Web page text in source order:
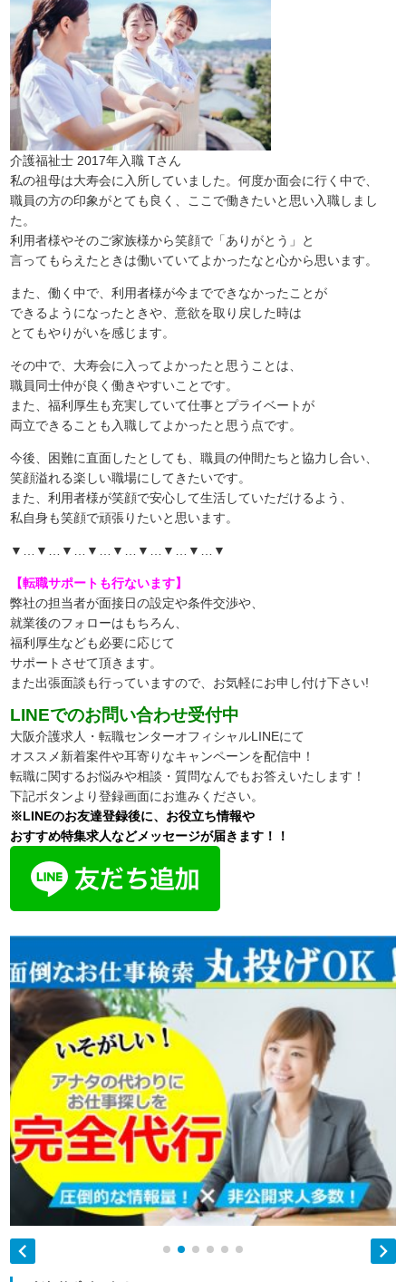
介護福祉士 2017年入職 Tさん
私の祖母は大寿会に入所していました。何度か面会に行く中で、
職員の方の印象がとても良く、ここで働きたいと思い入職しまし
た。
利用者様やそのご家族様から笑顔で「ありがとう」と
言ってもらえたときは働いていてよかったなと心から思います。
また、働く中で、利用者様が今までできなかったことが
できるようになったときや、意欲を取り戻した時は
とてもやりがいを感じます。
その中で、大寿会に入ってよかったと思うことは、
職員同士仲が良く働きやすいことです。
また、福利厚生も充実していて仕事とプライベートが
両立できることも入職してよかったと思う点です。
今後、困難に直面したとしても、職員の仲間たちと協力し合い、
笑顔溢れる楽しい職場にしてきたいです。
また、利用者様が笑顔で安心して生活していただけるよう、
私自身も笑顔で頑張りたいと思います。
▼…▼…▼…▼…▼…▼…▼…▼…▼
【転職サポートも行ないます】
弊社の担当者が面接日の設定や条件交渉や、
就業後のフォローはもちろん、
福利厚生なども必要に応じて
サポートさせて頂きます。
また出張面談も行っていますので、 お気軽にお申し付け下さい!
LINEでのお問い合わせ受付中
大阪介護求人・転職センターオフィシャルLINEにて
オススメ新着案件や耳寄りなキャンペーンを配信中！
転職に関するお悩みや相談・質問なんでもお答えいたします！
下記ボタンより登録画面にお進みください。
※LINEのお友達登録後に、お役立ち情報や
おすすめ特集求人などメッセージが届きます！！
 